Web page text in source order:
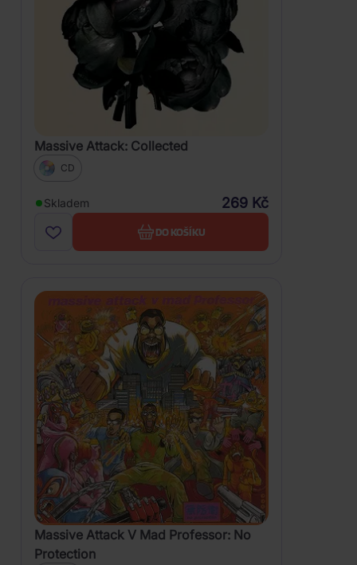
Massive Attack: Collected
CD
Skladem 269 Kč
DO KOŠÍKU
Massive Attack V Mad Professor: No
Protection